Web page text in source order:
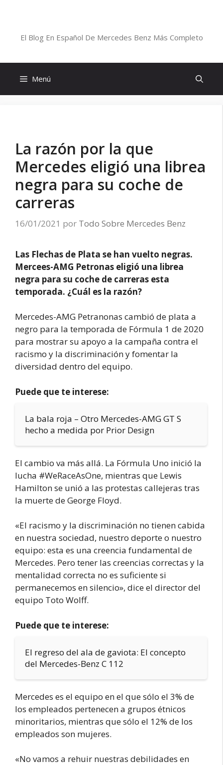
El Blog En Español De Mercedes Benz Más Completo
Menú
La razón por la que
Mercedes eligió una librea
negra para su coche de
carreras
16/01/2021 por Todo Sobre Mercedes Benz
Las Flechas de Plata se han vuelto negras.
Mercees-AMG Petronas eligió una librea
negra para su coche de carreras esta
temporada. ¿Cuál es la razón?
Mercedes-AMG Petranonas cambió de plata a
negro para la temporada de Fórmula 1 de 2020
para mostrar su apoyo a la campaña contra el
racismo y la discriminación y fomentar la
diversidad dentro del equipo.
Puede que te interese:
La bala roja – Otro Mercedes-AMG GT S
hecho a medida por Prior Design
El cambio va más allá. La Fórmula Uno inició la
lucha #WeRaceAsOne, mientras que Lewis
Hamilton se unió a las protestas callejeras tras
la muerte de George Floyd.
«El racismo y la discriminación no tienen cabida
en nuestra sociedad, nuestro deporte o nuestro
equipo: esta es una creencia fundamental de
Mercedes. Pero tener las creencias correctas y la
mentalidad correcta no es suficiente si
permanecemos en silencio», dice el director del
equipo Toto Wolff.
Puede que te interese:
El regreso del ala de gaviota: El concepto
del Mercedes-Benz C 112
Mercedes es el equipo en el que sólo el 3% de
los empleados pertenecen a grupos étnicos
minoritarios, mientras que sólo el 12% de los
empleados son mujeres.
«No vamos a rehuir nuestras debilidades en